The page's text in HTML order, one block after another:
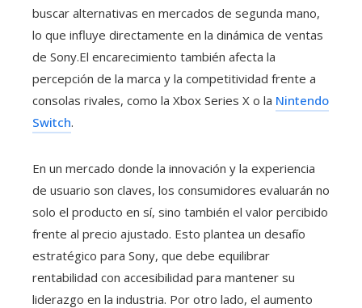
buscar alternativas en mercados de segunda mano,
lo que influye directamente en la dinámica de ventas
de Sony.El encarecimiento también afecta la
percepción de la marca y la competitividad frente a
consolas rivales, como la Xbox Series X o la Nintendo
Switch.
En un mercado donde la innovación y la experiencia
de usuario son claves, los consumidores evaluarán no
solo el producto en sí, sino también el valor percibido
frente al precio ajustado. Esto plantea un desafío
estratégico para Sony, que debe equilibrar
rentabilidad con accesibilidad para mantener su
liderazgo en la industria. Por otro lado, el aumento